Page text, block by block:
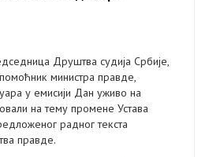
Друштва судија Србије,
министра правде,
у емисији Дан уживо на
на тему промене Устава
радног текста
правде.